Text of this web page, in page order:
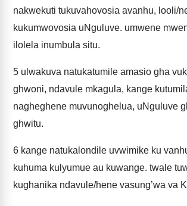
nakwekuti tukuvahovosia avanhu, looli/
kukumwovosia uNguluve. umwene
ilolela inumbula situ.
5 ulwakuva natukatumile amasio gha
ghwoni, ndavule mkagula, kange
nagheghene muvunoghelua, uNguluve
ghwitu.
6 kange natukalondile uvwimike ku
kuhuma kulyumue au kuwange. twale
kughanika ndavule/hene vasung’wa va